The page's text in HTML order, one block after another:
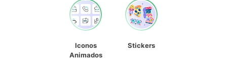
Iconos
Animados
Stickers